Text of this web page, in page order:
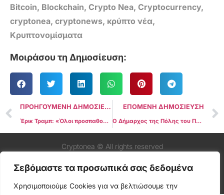
Σεβόμαστε τα προσωπικά σας δεδομένα
Χρησιμοποιούμε Cookies για να βελτιώσουμε την
Bitcoin, Blockchain, Crypto Nea, Cryptocurrency,
cryptonea, cryptonews, κρύπτο νέα,
Κρυπτονομίσματα
Μοιράσου τη Δημοσίευση:
ΠΡΟΗΓΟΥΜΕΝΗ ΔΗΜΟΣΙΕΥΣΗ
Έρικ Τραμπ: «Όλοι προσπαθούν να αποκτήσουν Bitcoin»
ΕΠΟΜΕΝΗ ΔΗΜΟΣΙΕΥΣΗ
Ο Δήμαρχος της Πόλης του Παναμά υπαινίσσεται ενδεχόμενο αποθεματικό σε Bitcoin μετά από συνάντηση με ηγέτες του Bitcoin στο Ελ Σαλβαδόρ
Cryptonea © All rights reserved